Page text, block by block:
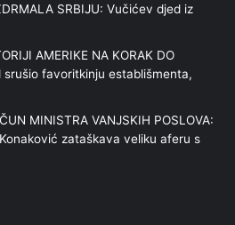
SRBIJU: Vučićev djed iz
AMERIKE NA KORAK DO
srušio favoritkinju establišmenta,
MINISTRA VANJSKIH POSLOVA:
zataškava veliku aferu s